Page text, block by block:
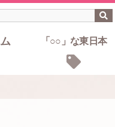
「○○」な東日本